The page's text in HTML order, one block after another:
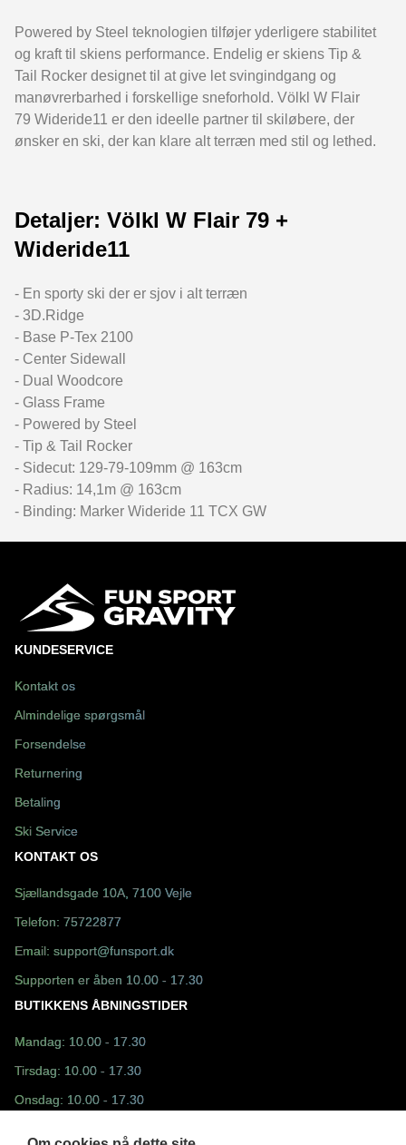
Powered by Steel teknologien tilføjer yderligere stabilitet
og kraft til skiens performance. Endelig er skiens Tip &
Tail Rocker designet til at give let svingindgang og
manøvrerbarhed i forskellige sneforhold. Völkl W Flair
79 Wideride11 er den ideelle partner til skiløbere, der
ønsker en ski, der kan klare alt terræn med stil og lethed.
Detaljer: Völkl W Flair 79 +
Wideride11
- En sporty ski der er sjov i alt terræn
- 3D.Ridge
- Base P-Tex 2100
- Center Sidewall
- Dual Woodcore
- Glass Frame
- Powered by Steel
- Tip & Tail Rocker
- Sidecut: 129-79-109mm @ 163cm
- Radius: 14,1m @ 163cm
- Binding: Marker Wideride 11 TCX GW
KUNDESERVICE
Kontakt os
Almindelige spørgsmål
Forsendelse
Returnering
Betaling
Ski Service
KONTAKT OS
Sjællandsgade 10A, 7100 Vejle
Telefon: 75722877
Email: support@funsport.dk
Supporten er åben 10.00 - 17.30
BUTIKKENS ÅBNINGSTIDER
Mandag: 10.00 - 17.30
Tirsdag: 10.00 - 17.30
Onsdag: 10.00 - 17.30